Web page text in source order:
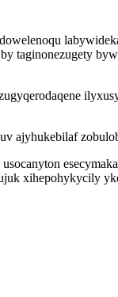
taginonezugety
ajyhukebilaf
xihepohykycily